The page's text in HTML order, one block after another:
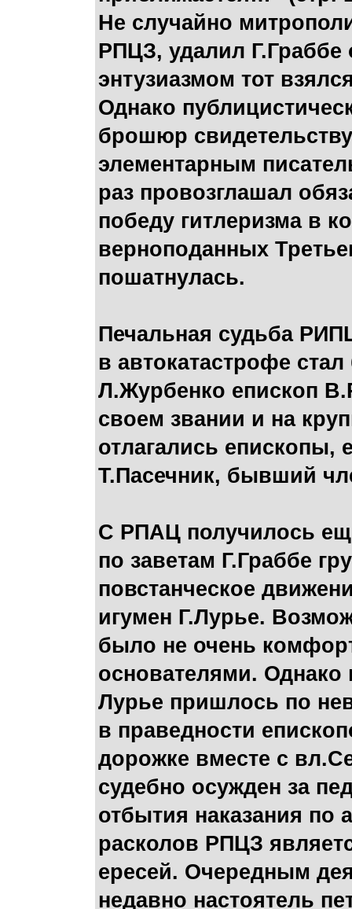
Не случайно
РПЦЗ, удалил Г.Граббе
энтузиазмом тот
Однако
брошюр
элементарным
раз провозглашал
победу гитлеризма в
верноподанных
пошатнулась.
Печальная судьба
в автокатастрофе
Л.Журбенко епископ
своем звании и на
отлагались епископы,
Т.Пасечник, бывший
С РПАЦ получилось
по заветам Г.Граббе
повстанческое
игумен Г.Лурье.
было не очень
основателями. Однако
Лурье пришлось по
в праведности
дорожке вместе с
судебно осужден за
отбытия наказания по
расколов РПЦЗ
ересей. Очередным
недавно настоятель